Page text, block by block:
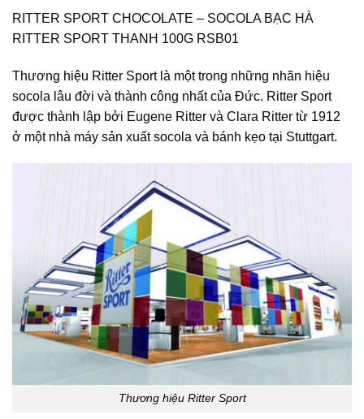
RITTER SPORT CHOCOLATE – SOCOLA BẠC HÀ
RITTER SPORT THANH 100G RSB01
Thương hiệu Ritter Sport là một trong những nhãn hiệu
socola lâu đời và thành công nhất của Đức. Ritter Sport
được thành lập bởi Eugene Ritter và Clara Ritter từ 1912
ở một nhà máy sản xuất socola và bánh kẹo tại Stuttgart.
Thương hiệu Ritter Sport